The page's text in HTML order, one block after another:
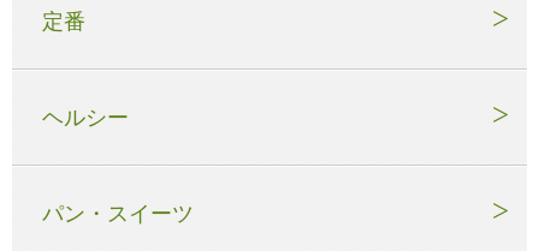
定番
ヘルシー
パン・スイーツ